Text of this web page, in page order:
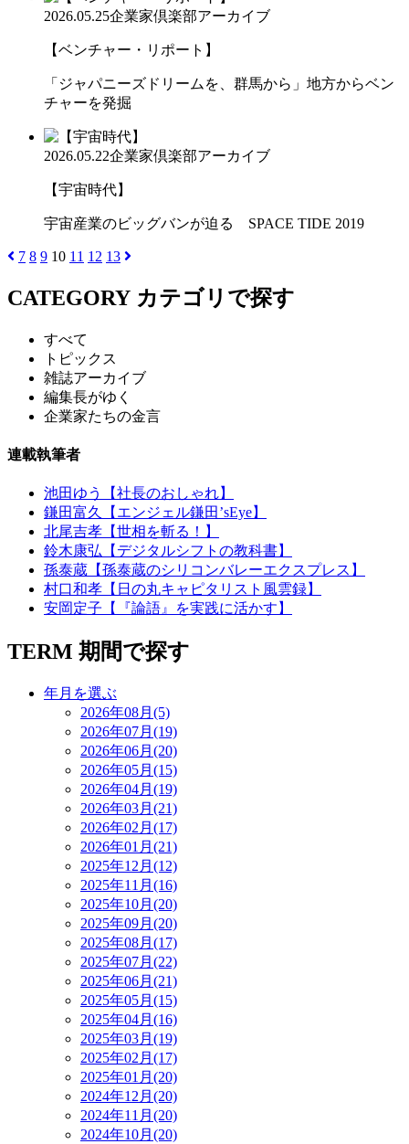
2026.05.25企業家倶楽部アーカイブ
【ベンチャー・リポート】
「ジャパニーズドリームを、群馬から」地方からベン
チャーを発掘
2026.05.22企業家倶楽部アーカイブ
【宇宙時代】
宇宙産業のビッグバンが迫る SPACE TIDE 2019
7 8 9 10 11 12 13
CATEGORY カテゴリで探す
すべて
トピックス
雑誌アーカイブ
編集長がゆく
企業家たちの金言
連載執筆者
池田ゆう【社長のおしゃれ】
鎌田富久【エンジェル鎌田’sEye】
北尾吉孝【世相を斬る！】
鈴木康弘【デジタルシフトの教科書】
孫泰蔵【孫泰蔵のシリコンバレーエクスプレス】
村口和孝【日の丸キャピタリスト風雲録】
安岡定子【『論語』を実践に活かす】
TERM 期間で探す
年月を選ぶ
2026年08月(5)
2026年07月(19)
2026年06月(20)
2026年05月(15)
2026年04月(19)
2026年03月(21)
2026年02月(17)
2026年01月(21)
2025年12月(12)
2025年11月(16)
2025年10月(20)
2025年09月(20)
2025年08月(17)
2025年07月(22)
2025年06月(21)
2025年05月(15)
2025年04月(16)
2025年03月(19)
2025年02月(17)
2025年01月(20)
2024年12月(20)
2024年11月(20)
2024年10月(20)